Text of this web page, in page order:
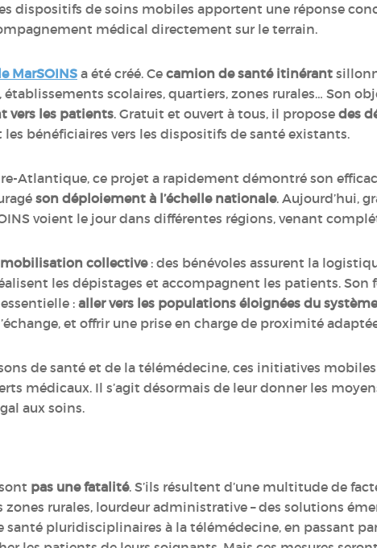
dispositifs de soins mobiles apportent une réponse
médical directement sur le terrain.
MarSOINSa été créé. Ce camion de santé itinérant
établissements scolaires, quartiers, zones rurales… Son
vers les patients. Gratuit et ouvert à tous, il propose des
bénéficiaires vers les dispositifs de santé existants.
Atlantique, ce projet a rapidement démontré son
son déploiement à l’échelle nationale. Aujourd’hui,
voient le jour dans différentes régions, venant
collective: des bénévoles assurent la
les dépistages et accompagnent les patients.
: aller vers les populations éloignées du système
et offrir une prise en charge de proximité
de santé et de la télémédecine, ces initiatives
médicaux. Il s’agit désormais de leur donner les
aux soins.
pas une fatalité. S’ils résultent d’une multitude de
rurales, lourdeur administrative – des solutions
santé pluridisciplinaires à la télémédecine, en passant